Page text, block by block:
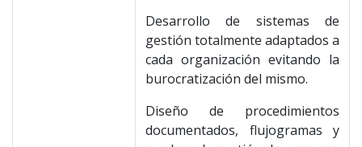
Desarrollo de sistemas de
gestión totalmente adaptados a
cada organización evitando la
burocratización del mismo.
Diseño de procedimientos
documentados, flujogramas y